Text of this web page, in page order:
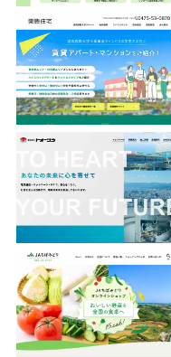
株式会社トオーツウ
ちばみどり農業協同組合
フランカー株式会社